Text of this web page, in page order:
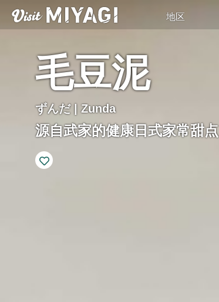
地区
毛豆泥
ずんだ | Zunda
源自武家的健康日式家常甜点